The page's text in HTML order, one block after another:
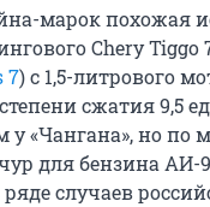
марок похожая
Chery Tiggo
7) с 1,5-литрового
сжатия 9,5
у «Чангана», но по
для бензина АИ-
случаев